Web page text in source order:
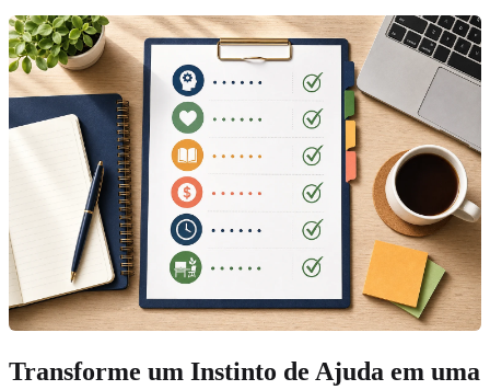
Transforme um Instinto de Ajuda em uma